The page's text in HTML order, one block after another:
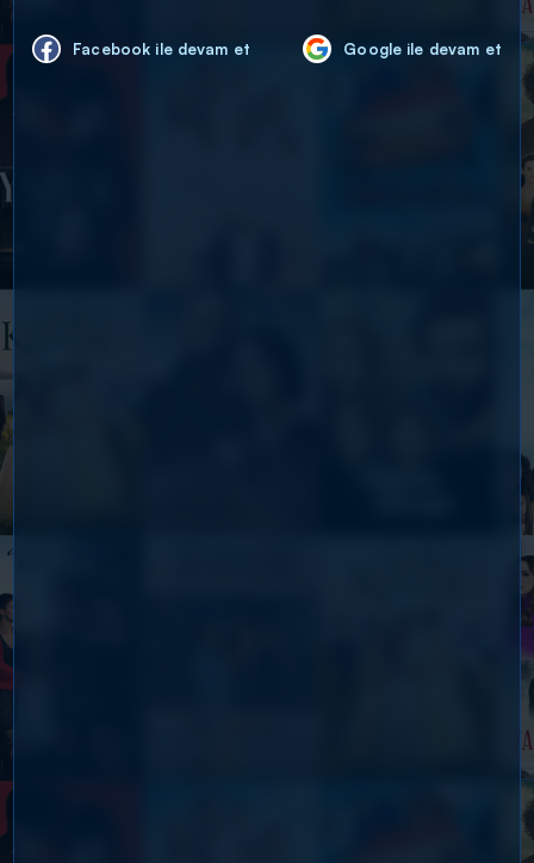
Facebook ile devam et Google ile devam et